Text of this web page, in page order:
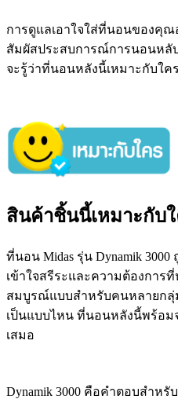
การดูแลเอาใจใส่ที่นอนของคุ
สัมผัสประสบการณ์การนอนห
จะรู้ว่าที่นอนหลังนี้เหมาะกับใค
สินค้าชิ้นนี้เหมาะกับใ
ที่นอน Midas รุ่น Dynamik
เข้าใจสรีระและความต้องการ
สมบูรณ์แบบสำหรับคนหลายกลุ่
เป็นแบบไหน ที่นอนหลังนี้พร้อ
เสมอ
Dynamik 3000 คือคำตอบสำห